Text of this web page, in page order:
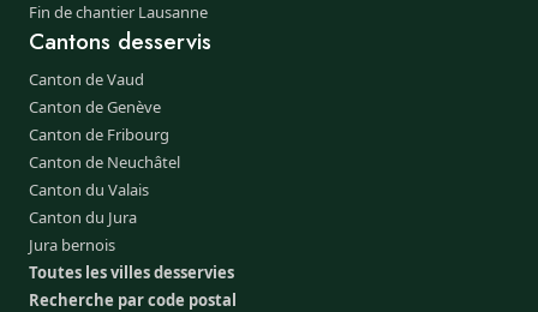
Fin de chantier Lausanne
Cantons desservis
Canton de Vaud
Canton de Genève
Canton de Fribourg
Canton de Neuchâtel
Canton du Valais
Canton du Jura
Jura bernois
Toutes les villes desservies
Recherche par code postal